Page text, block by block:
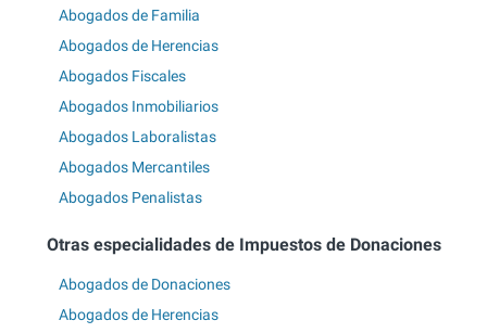
Abogados de Familia
Abogados de Herencias
Abogados Fiscales
Abogados Inmobiliarios
Abogados Laboralistas
Abogados Mercantiles
Abogados Penalistas
Otras especialidades de Impuestos de Donaciones
Abogados de Donaciones
Abogados de Herencias